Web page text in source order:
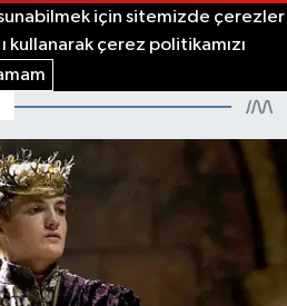
için sitemizde çerezler
kullanarak çerez politikamızı